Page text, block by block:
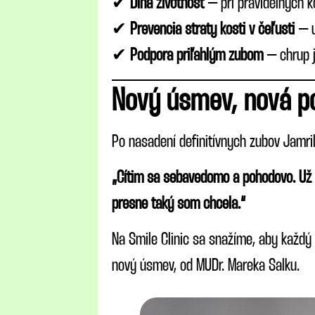
✔ Dlhá životnosť– pri pravidelných
✔ Prevencia straty kosti v čeľusti –
✔ Podpora priľahlým zubom– chrup
Nový úsmev, nová
Po nasadení definitívnych zubov
„Cítim sa sebavedomo a pohodovo.
presne taký som chcela.“
Na Smile Clinic sa snažíme, aby
nový úsmev, od MUDr. Mareka Salku.